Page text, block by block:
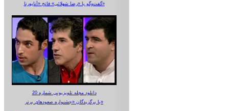
گفت‌وگو با «رضا شهلائی» فاتح «آناپورنا»
دانلود مجله تلویزیونی شماره 20
با برگزیدگان «جشنواره صعودهای برتر»